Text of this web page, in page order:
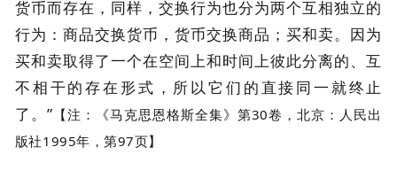
货币而存在，同样，交换行为也分为两个互相独立的
行为：商品交换货币，货币交换商品；买和卖。因为
买和卖取得了一个在空间上和时间上彼此分离的、互
不相干的存在形式，所以它们的直接同一就终止
了。” 【注：《马克思恩格斯全集》第30卷，北京：人民出
版社1995年，第97页】